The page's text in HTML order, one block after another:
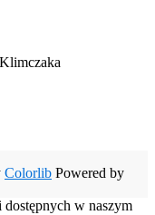
Colorlib Powered by
w naszym